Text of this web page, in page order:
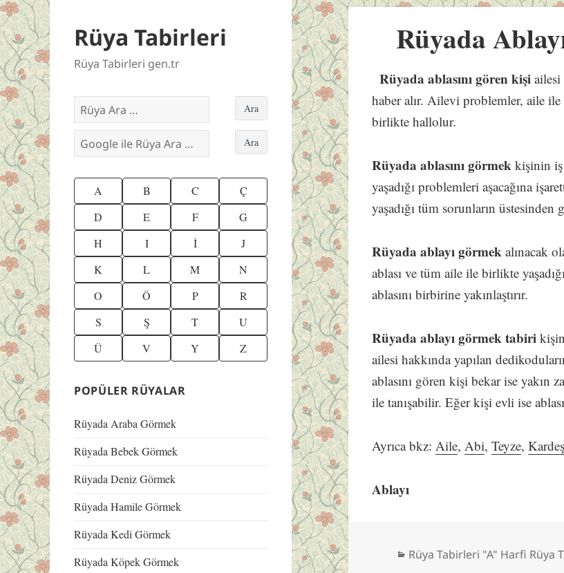
Rüya Tabirleri
Rüya Tabirleri gen.tr
A B C
Ç
D
E F
G
H
I İ
J
K
L M
N
O
Ö P
R
S
Ş T
U
Ü
V Y Z
POPÜLER RÜYALAR
Rüyada Araba Görmek
Rüyada Bebek Görmek
Rüyada Deniz Görmek
Rüyada Hamile Görmek
Rüyada Kedi Görmek
Rüyada Köpek Görmek
Rüyada
Rüyada ablasını gören kişi
haber alır. Ailevi problemler, aile
birlikte hallolur.
Rüyada ablasını görmek kişinin iş
yaşadığı problemleri aşacağına
yaşadığı tüm sorunların üstesinden
Rüyada ablayı görmek alınacak
ablası ve tüm aile ile birlikte
ablasını birbirine yakınlaştırır.
Rüyada ablayı görmek tabiri
ailesi hakkında yapılan
ablasını gören kişi bekar ise yakın
ile tanışabilir. Eğer kişi evli ise
Ayrıca bkz:Aile,Abi,Teyze,Kardeş
Ablayı
Kategoriler
Rüya Tabirleri "A" Harfi Rüya